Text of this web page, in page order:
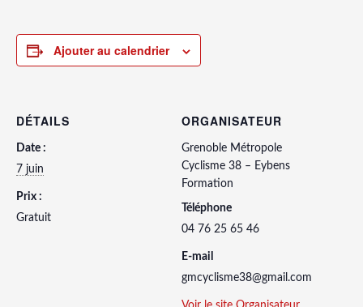
Ajouter au calendrier
DÉTAILS
Date :
7 juin
Prix :
Gratuit
ORGANISATEUR
Grenoble Métropole
Cyclisme 38 – Eybens
Formation
Téléphone
04 76 25 65 46
E-mail
gmcyclisme38@gmail.com